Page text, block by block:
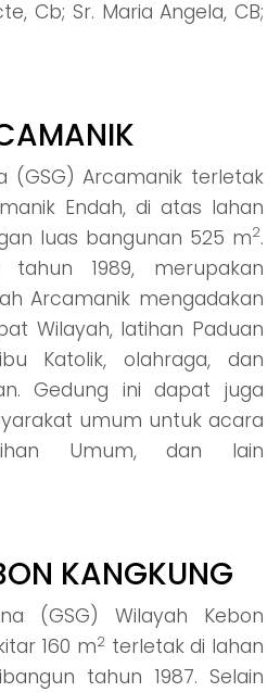
Cb; Sr. Maria Angela, CB;
(GSG) Arcamanik terletak
Endah, di atas lahan
luas bangunan 525 m2.
1989, merupakan
Arcamanik mengadakan
Wilayah, latihan Paduan
Katolik, olahraga, dan
Gedung ini dapat juga
umum untuk acara
Umum, dan lain
KANGKUNG
(GSG) Wilayah Kebon
160 m2terletak di lahan
tahun 1987. Selain